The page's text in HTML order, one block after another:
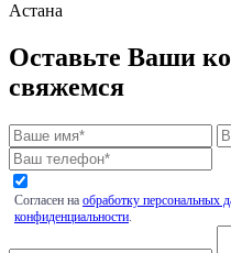
Астана
Оставьте Ваши
свяжемся
Согласен на обработку персональных
конфиденциальности.